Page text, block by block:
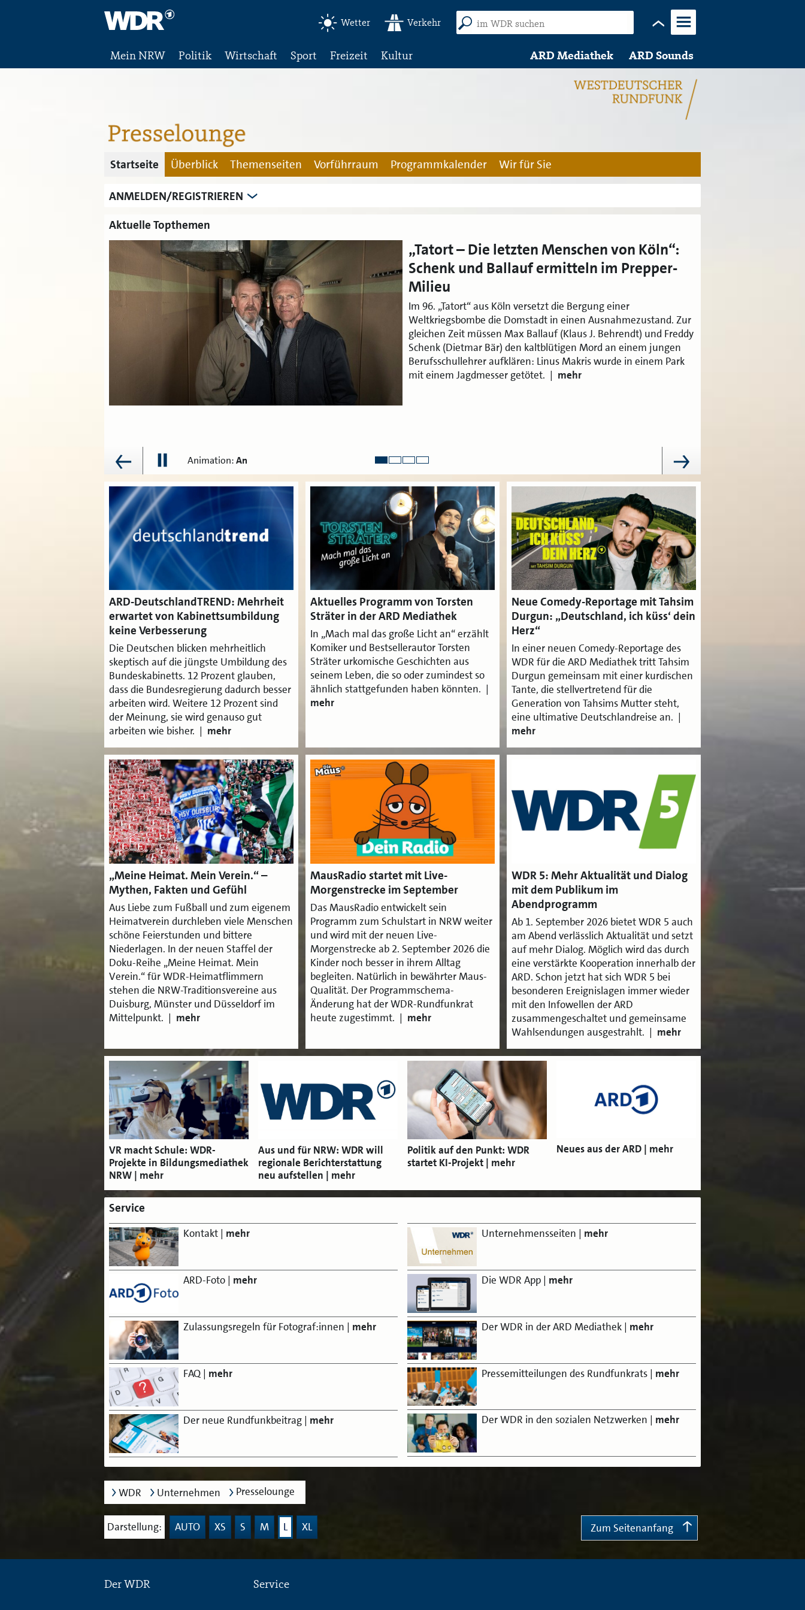
Wetter Verkehr
Menü
Mein NRW Politik Wirtschaft Sport Freizeit Kultur ARD Mediathek ARD Sounds
Startseite Überblick Themenseiten Vorführraum Programmkalender Wir für Sie
ANMELDEN/REGISTRIEREN
Aktuelle Topthemen
„Tatort – Die letzten Menschen von Köln“:
Schenk und Ballauf ermitteln im Prepper-
Milieu
Im 96. „Tatort“ aus Köln versetzt die Bergung einer
Weltkriegsbombe die Domstadt in einen Ausnahmezustand. Zur
gleichen Zeit müssen Max Ballauf (Klaus J. Behrendt) und Freddy
Schenk (Dietmar Bär) den kaltblütigen Mord an einem jungen
Berufsschullehrer aufklären: Linus Makris wurde in einem Park
mit einem Jagdmesser getötet. | mehr
Animation:An
ANIMATION
AN/AUS
ARD-DeutschlandTREND: Mehrheit
erwartet von Kabinettsumbildung
keine Verbesserung
Die Deutschen blicken mehrheitlich
skeptisch auf die jüngste Umbildung des
Bundeskabinetts. 12 Prozent glauben,
dass die Bundesregierung dadurch besser
arbeiten wird. Weitere 12 Prozent sind
der Meinung, sie wird genauso gut
arbeiten wie bisher. | mehr
Aktuelles Programm von Torsten
Sträter in der ARD Mediathek
In „Mach mal das große Licht an“ erzählt
Komiker und Bestsellerautor Torsten
Sträter urkomische Geschichten aus
seinem Leben, die so oder zumindest so
ähnlich stattgefunden haben könnten. |
mehr
Neue Comedy-Reportage mit Tahsim
Durgun: „Deutschland, ich küss‘ dein
Herz“
In einer neuen Comedy-Reportage des
WDR für die ARD Mediathek tritt Tahsim
Durgun gemeinsam mit einer kurdischen
Tante, die stellvertretend für die
Generation von Tahsims Mutter steht,
eine ultimative Deutschlandreise an. |
mehr
„Meine Heimat. Mein Verein.“ –
Mythen, Fakten und Gefühl
Aus Liebe zum Fußball und zum eigenem
Heimatverein durchleben viele Menschen
schöne Feierstunden und bittere
Niederlagen. In der neuen Staffel der
Doku-Reihe „Meine Heimat. Mein
Verein.“ für WDR-Heimatflimmern
stehen die NRW-Traditionsvereine aus
Duisburg, Münster und Düsseldorf im
Mittelpunkt. | mehr
MausRadio startet mit Live-
Morgenstrecke im September
Das MausRadio entwickelt sein
Programm zum Schulstart in NRW weiter
und wird mit der neuen Live-
Morgenstrecke ab 2. September 2026 die
Kinder noch besser in ihrem Alltag
begleiten. Natürlich in bewährter Maus-
Qualität. Der Programmschema-
Änderung hat der WDR-Rundfunkrat
heute zugestimmt. | mehr
WDR 5: Mehr Aktualität und Dialog
mit dem Publikum im
Abendprogramm
Ab 1. September 2026 bietet WDR 5 auch
am Abend verlässlich Aktualität und setzt
auf mehr Dialog. Möglich wird das durch
eine verstärkte Kooperation innerhalb der
ARD. Schon jetzt hat sich WDR 5 bei
besonderen Ereignislagen immer wieder
mit den Infowellen der ARD
zusammengeschaltet und gemeinsame
Wahlsendungen ausgestrahlt. | mehr
VR macht Schule: WDR-
Projekte in Bildungsmediathek
NRW
Aus und für NRW: WDR will
regionale Berichterstattung
neu aufstellen
Politik auf den Punkt: WDR
startet KI-Projekt
Neues aus der ARD
Service
Kontakt | mehr
ARD-Foto | mehr
Zulassungsregeln für Fotograf:innen | mehr
FAQ | mehr
Der neue Rundfunkbeitrag | mehr
Unternehmensseiten | mehr
Die WDR App | mehr
Der WDR in der ARD Mediathek | mehr
Pressemitteilungen des Rundfunkrats | mehr
Der WDR in den sozialen Netzwerken | mehr
WDR Unternehmen Presselounge
Darstellung: AUTO XS S M L XL Zum Seitenanfang
Der WDR Service